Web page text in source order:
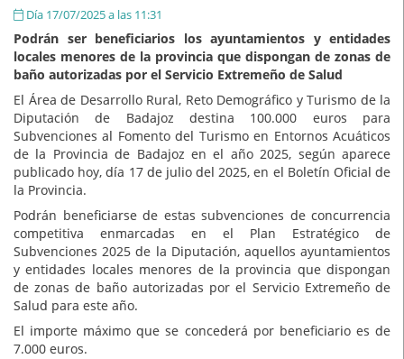
Día 17/07/2025 a las 11:31
Podrán ser beneficiarios los ayuntamientos y entidades
locales menores de la provincia que dispongan de zonas de
baño autorizadas por el Servicio Extremeño de Salud
El Área de Desarrollo Rural, Reto Demográfico y Turismo de la
Diputación de Badajoz destina 100.000 euros para
Subvenciones al Fomento del Turismo en Entornos Acuáticos
de la Provincia de Badajoz en el año 2025, según aparece
publicado hoy, día 17 de julio del 2025, en el Boletín Oficial de
la Provincia.
Podrán beneficiarse de estas subvenciones de concurrencia
competitiva enmarcadas en el Plan Estratégico de
Subvenciones 2025 de la Diputación, aquellos ayuntamientos
y entidades locales menores de la provincia que dispongan
de zonas de baño autorizadas por el Servicio Extremeño de
Salud para este año.
El importe máximo que se concederá por beneficiario es de
7.000 euros.